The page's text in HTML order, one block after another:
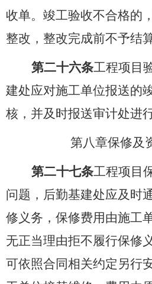
收单。竣工验收不合格的
整改，整改完成前不予结
第二十六条工程项目
建处应对施工单位报送的
核，并及时报送审计处进
第八章保修及
第二十七条工程项目
问题，后勤基建处应及时
修义务，保修费用由施工
无正当理由拒不履行保修
可依照合同相关约定另行